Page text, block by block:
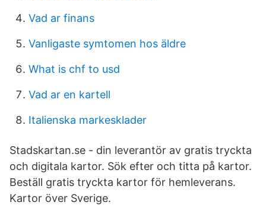
Vad ar finans
Vanligaste symtomen hos äldre
What is chf to usd
Vad ar en kartell
Italienska markesklader
Stadskartan.se - din leverantör av gratis tryckta
och digitala kartor. Sök efter och titta på kartor.
Beställ gratis tryckta kartor för hemleverans.
Kartor över Sverige.